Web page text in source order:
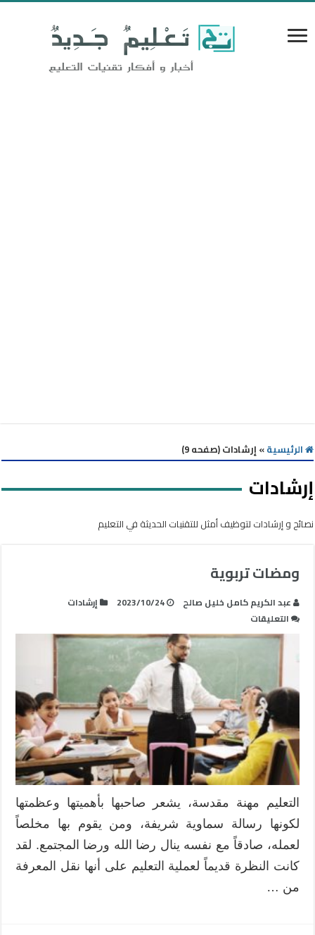
الرئيسية» إرشادات (صفحه 9)
إرشادات
نصائح و إرشادات لتوظيف أمثل للتقنيات الحديثة في التعليم
ومضات تربوية
عبد الكريم كامل خليل صالح 2023/10/24
إرشادات
التعليقات
ومضات
التعليم مهنة مقدسة، يشعر صاحبها بأهميتها وعظمتها
لكونها رسالة سماوية شريفة، ومن يقوم بها مخلصاً
لعمله، صادقاً مع نفسه ينال رضا الله ورضا المجتمع. لقد
كانت النظرة قديماً لعملية التعليم على أنها نقل المعرفة
من …